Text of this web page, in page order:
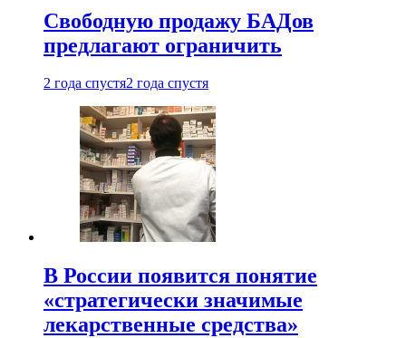
Свободную продажу БАДов
предлагают ограничить
2 года спустя2 года спустя
В России появится понятие
«стратегически значимые
лекарственные средства»